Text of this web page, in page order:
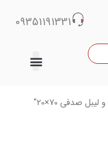
09351191331
صدفی 70×20”